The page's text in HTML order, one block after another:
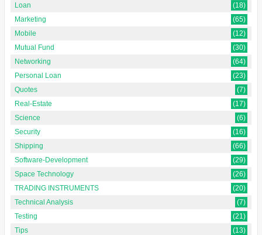
Loan
(18)
Marketing
(65)
Mobile
(12)
Mutual Fund
(30)
Networking
(64)
Personal Loan
(23)
Quotes
(7)
Real-Estate
(17)
Science
(6)
Security
(16)
Shipping
(66)
Software-Development
(29)
Space Technology
(26)
TRADING INSTRUMENTS
(20)
Technical Analysis
(7)
Testing
(21)
Tips
(13)